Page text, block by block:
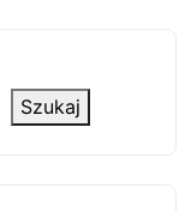
Szukaj